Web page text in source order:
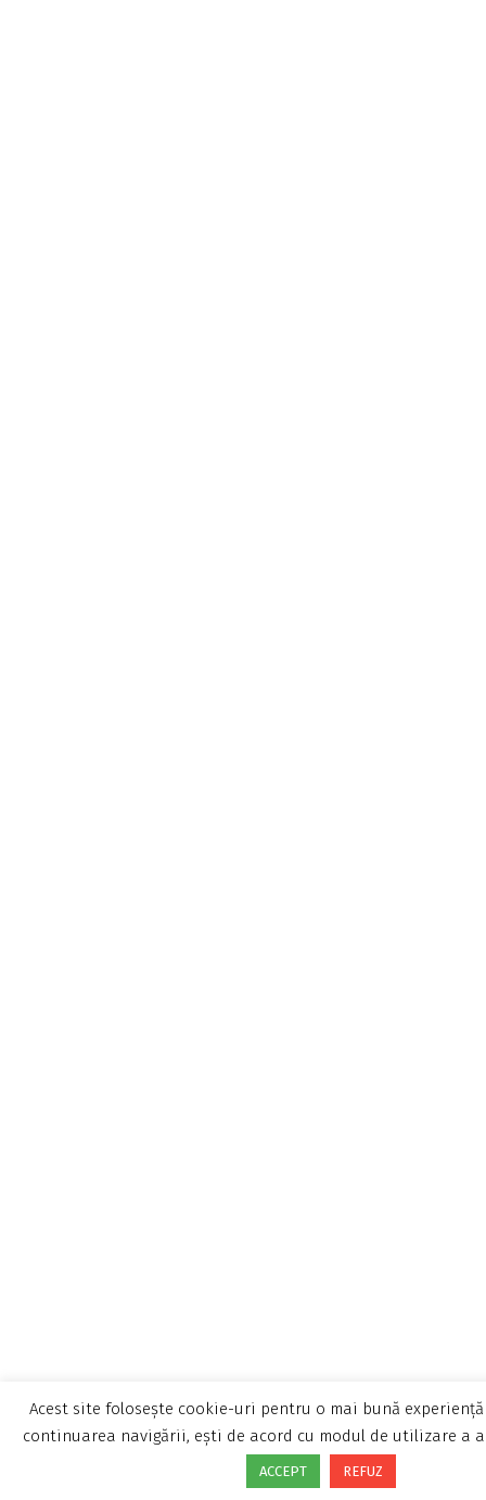
Acest site folosește cookie-uri pentru o mai bună
continuarea navigării, ești de acord cu modul de utilizare a
ACCEPT REFUZ